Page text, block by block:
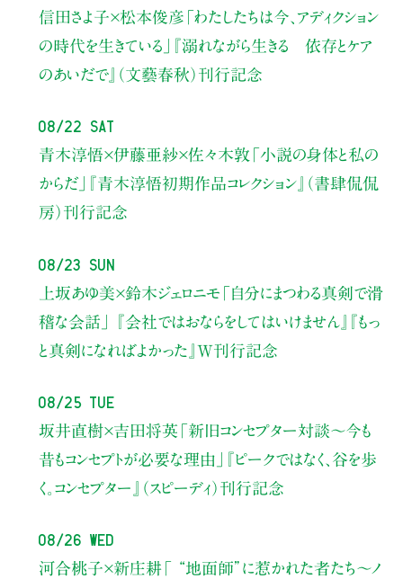
信田さよ子×松本俊彦 「わたしたちは今、アディクション
の時代を生きている」
『溺れながら生きる 依存とケア
のあいだで』（文藝春秋）刊行記念
08/22 Sat
青木淳悟×伊藤亜紗×佐々木敦 「小説の身体と私の
からだ」
『青木淳悟初期作品コレクション』（書肆侃侃
房）刊行記念
08/23 Sun
上坂あゆ美×鈴木ジェロニモ 「自分にまつわる真剣で滑
稽な会話」
『会社ではおならをしてはいけません』『もっ
と真剣になればよかった』W刊行記念
08/25 Tue
坂井直樹×吉田将英「新旧コンセプター対談～今も
昔もコンセプトが必要な理由」
『ピークではなく、谷を歩
く。コンセプター』（スピーディ）刊行記念
08/26 Wed
河合桃子×新庄耕「 “地面師”に惹かれた者たち〜ノ